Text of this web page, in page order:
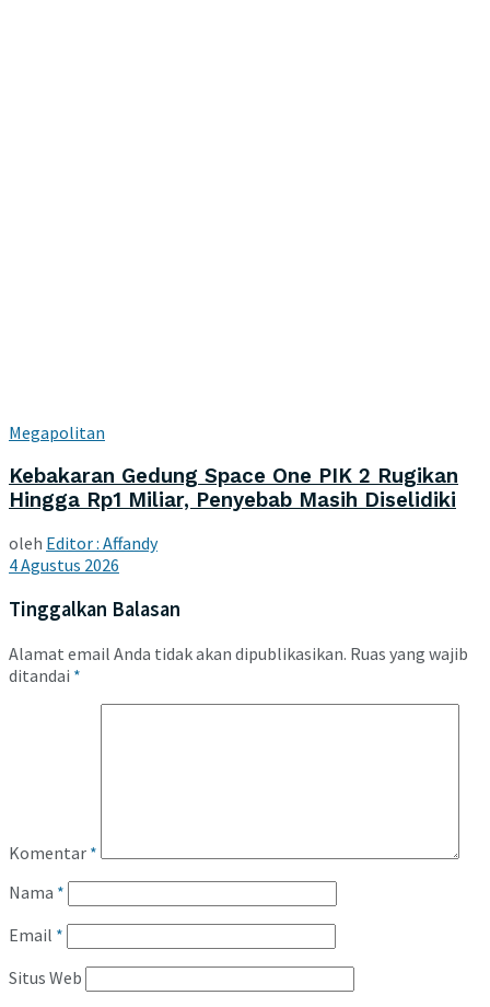
Megapolitan
Kebakaran Gedung Space One PIK 2 Rugikan
Hingga Rp1 Miliar, Penyebab Masih Diselidiki
oleh Editor : Affandy
4 Agustus 2026
Tinggalkan Balasan
Alamat email Anda tidak akan dipublikasikan. Ruas yang wajib
ditandai *
Komentar *
Nama *
Email *
Situs Web